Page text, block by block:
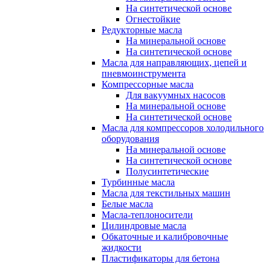
На синтетической основе
Огнестойкие
Редукторные масла
На минеральной основе
На синтетической основе
Масла для направляющих, цепей и
пневмоинструмента
Компрессорные масла
Для вакуумных насосов
На минеральной основе
На синтетической основе
Масла для компрессоров холодильного
оборудования
На минеральной основе
На синтетической основе
Полусинтетические
Турбинные масла
Масла для текстильных машин
Белые масла
Масла-теплоносители
Цилиндровые масла
Обкаточные и калибровочные
жидкости
Пластификаторы для бетона